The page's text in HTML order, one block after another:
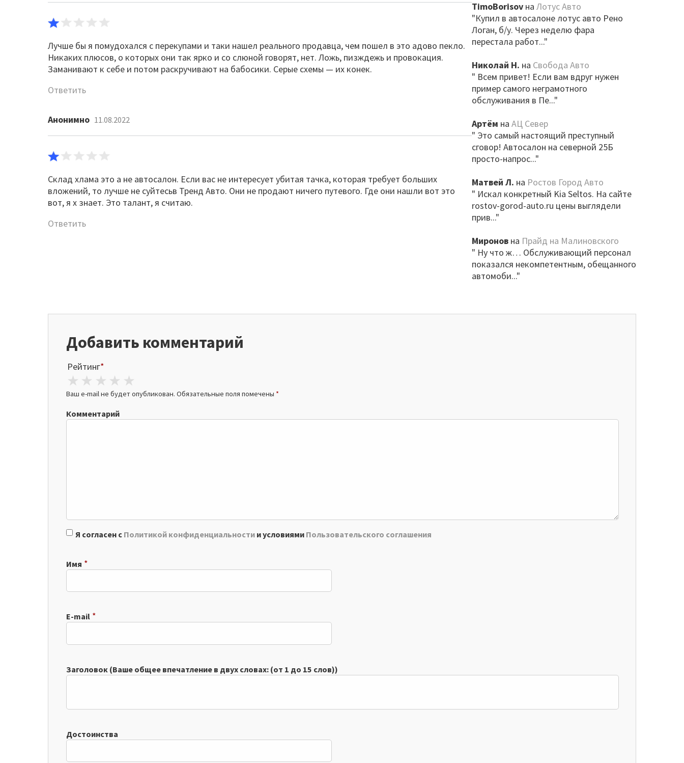
Лучше бы я помудохался с перекупами и таки нашел реального продавца, чем пошел в это адово пекло.
Никаких плюсов, о которых они так ярко и со слюной говорят, нет. Ложь, пизждежь и провокация.
Заманивают к себе и потом раскручивают на бабосики. Серые схемы — их конек.
Ответить
Анонимно 11.08.2022
Склад хлама это а не автосалон. Если вас не интересует убитая тачка, которая требует больших
вложений, то лучше не суйтесьв Тренд Авто. Они не продают ничего путевого. Где они нашли вот это
вот, я х знает. Это талант, я считаю.
Ответить
TimoBorisovна Лотус Авто
"Купил в автосалоне лотус авто Рено
Логан, б/у. Через неделю фара
перестала работ..."
Николай Н. на Свобода Авто
" Всем привет! Если вам вдруг нужен
пример самого неграмотного
обслуживания в Пе..."
Артём на АЦ Север
" Это самый настоящий преступный
сговор! Автосалон на северной 25Б
просто-напрос..."
Матвей Л. на Ростов Город Авто
" Искал конкретный Kia Seltos. На сайте
rostov-gorod-auto.ru цены выглядели
прив..."
Мироновна Прайд на Малиновского
" Ну что ж… Обслуживающий персонал
показался некомпетентным, обещанного
автомоби..."
Добавить комментарий
Рейтинг*
4 stars
3 stars
2 stars
1 star
Ваш e-mail не будет опубликован. Обязательные поля помечены *
Комментарий
Я согласен с Политикой конфиденциальностии условиями Пользовательского соглашения
Имя *
E-mail *
Заголовок (Ваше общее впечатление в двух словах: (от 1 до 15 слов))
Достоинства